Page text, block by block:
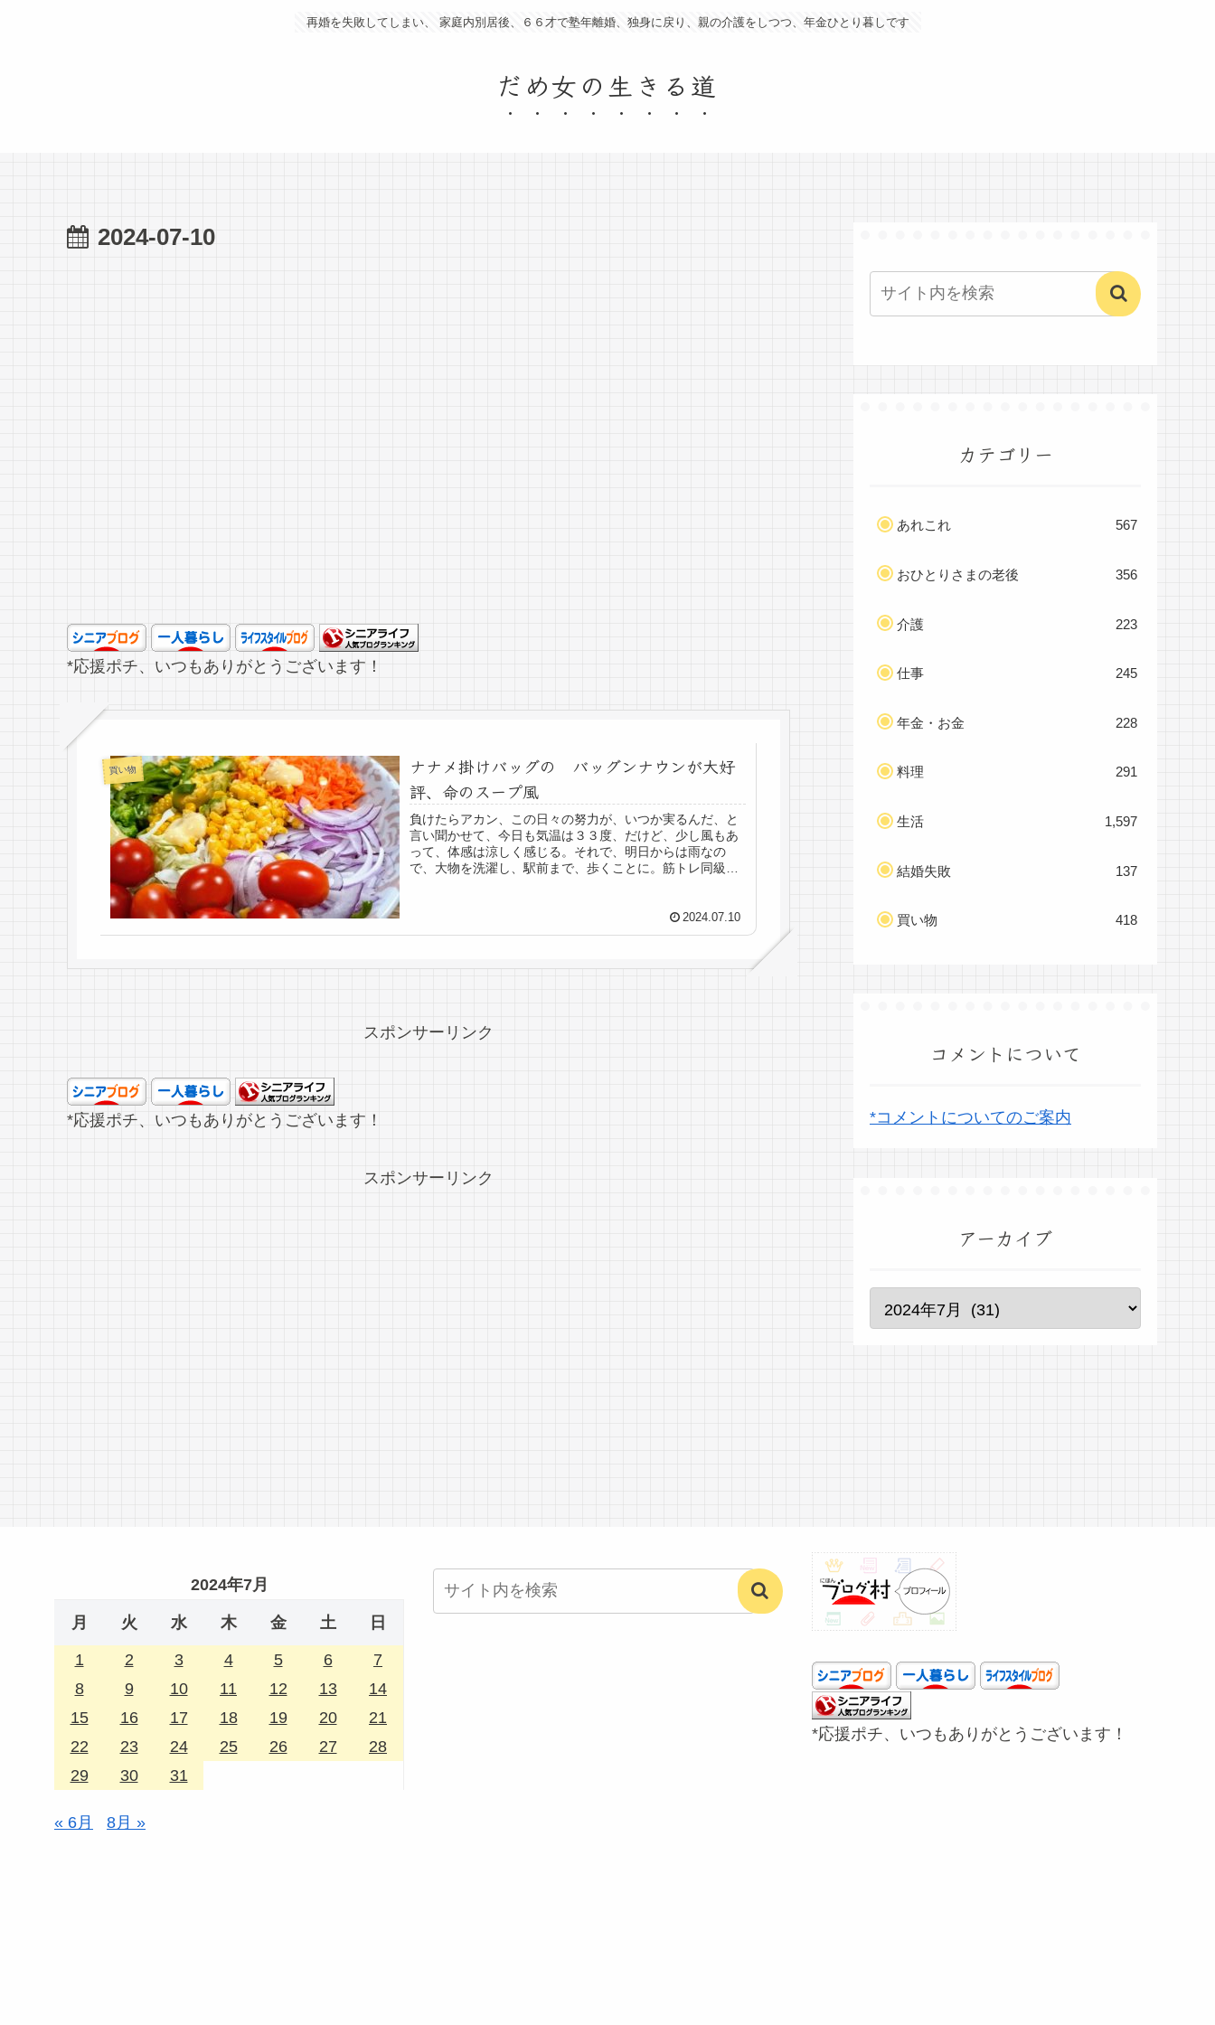
再婚を失敗してしまい、 家庭内別居後、６６才で塾年離婚、独身に戻り、親の介護をしつつ、年金ひとり暮しです
だめ女の生きる道
2024-07-10
*応援ポチ、いつもありがとうございます！
買い物
ナナメ掛けバッグの バッグンナウンが大好
評、命のスープ風
負けたらアカン、この日々の努力が、いつか実るんだ、と
言い聞かせて、今日も気温は３３度、だけど、少し風もあ
って、体感は涼しく感じる。それで、明日からは雨なの
で、大物を洗濯し、駅前まで、歩くことに。筋トレ同級生
2024.07.10
スポンサーリンク
*応援ポチ、いつもありがとうございます！
スポンサーリンク
カテゴリー
あれこれ 567
おひとりさまの老後 356
介護 223
仕事 245
年金・お金 228
料理 291
生活 1,597
結婚失敗 137
買い物 418
コメントについて
*コメントについてのご案内
アーカイブ
2024年7月
月 火 水 木 金 土 日
1 2 3 4 5 6
7
8
9 10 11 12 13
14
15
16 17 18 19 20
21
22
23 24 25 26 27
28
29
30 31
« 6月 8月 »
*応援ポチ、いつもありがとうございます！